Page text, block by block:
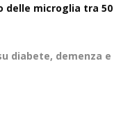
delle microglia tra 50
diabete, demenza e